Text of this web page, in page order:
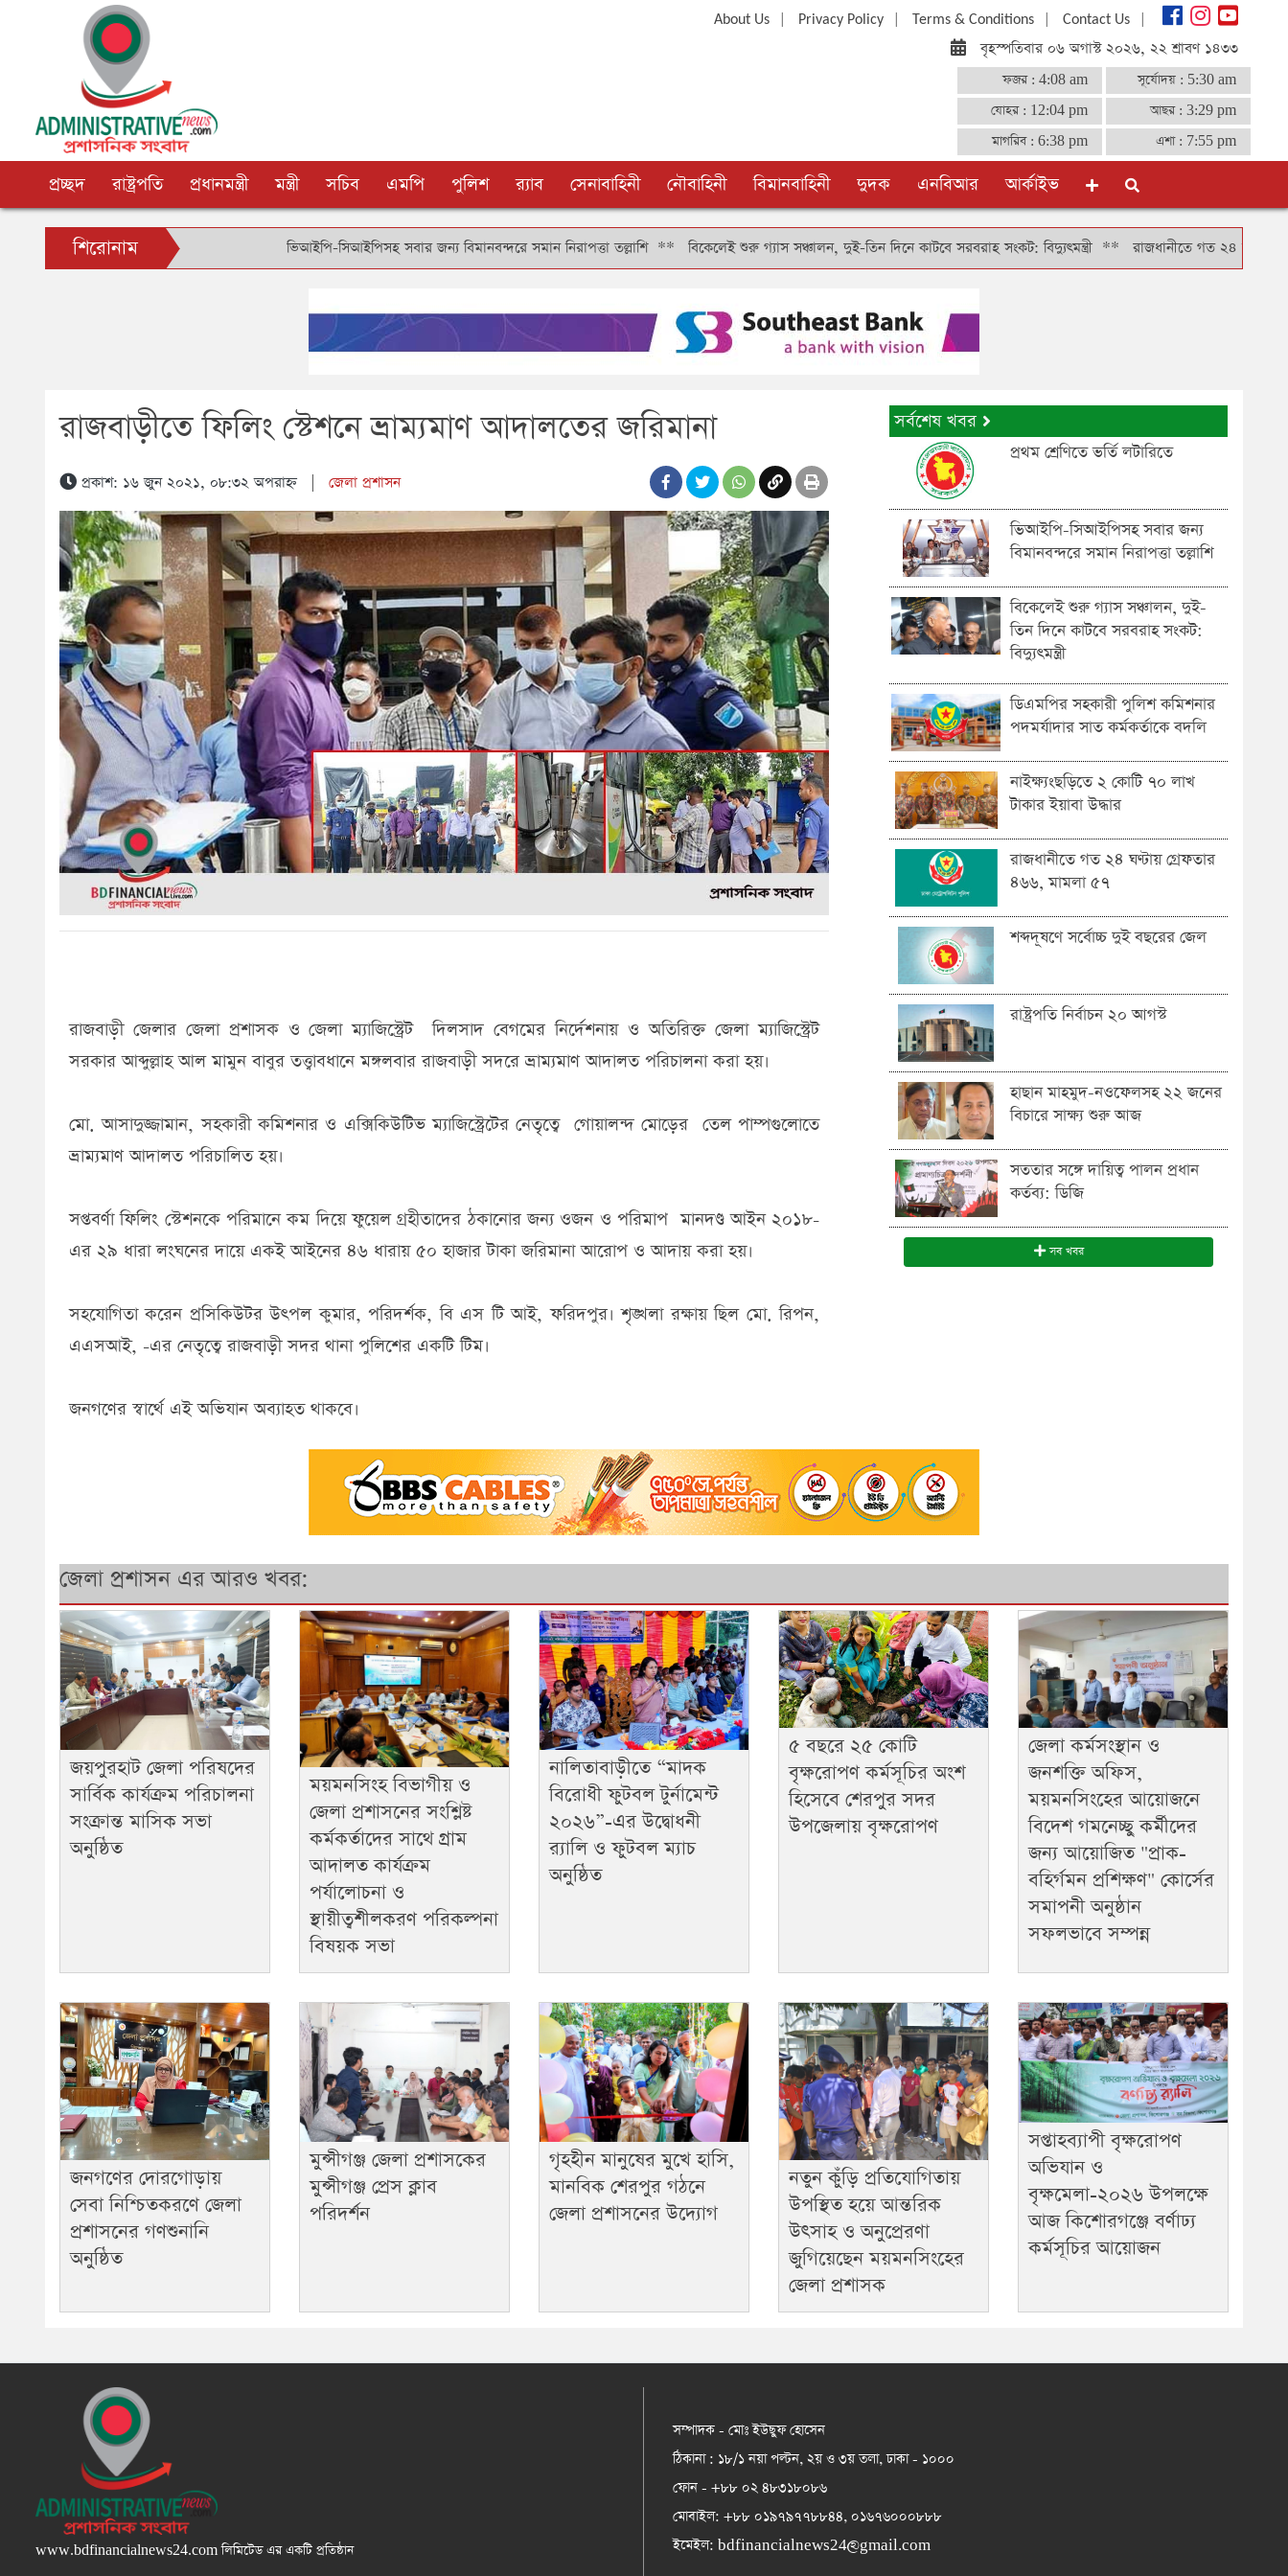
About Us| Privacy Policy| Terms & Conditions| Contact Us|
বৃহস্পতিবার ০৬ অগাস্ট ২০২৬, ২২ শ্রাবণ ১৪৩৩
ফজর : 4:08 am সূর্যোদয় : 5:30 am
যোহর : 12:04 pm আছর : 3:29 pm
মাগরিব : 6:38 pm এশা : 7:55 pm
প্রচ্ছদ রাষ্ট্রপতি প্রধানমন্ত্রী মন্ত্রী সচিব এমপি পুলিশ র‍্যাব সেনাবাহিনী নৌবাহিনী বিমানবাহিনী দুদক এনবিআর আর্কাইভ
শিরোনাম ভিআইপি-সিআইপিসহ সবার জন্য বিমানবন্দরে সমান নিরাপত্তা তল্লাশি**বিকেলেই শুরু গ্যাস সঞ্চালন, দুই-তিন দিনে কাটবে সরবরাহ সংকট: বিদ্যুৎমন্ত্রী**রাজধানীতে গত ২৪ ঘণ্টায় গ্রেফতার
রাজবাড়ীতে ফিলিং স্টেশনে ভ্রাম্যমাণ আদালতের জরিমানা
প্রকাশ: ১৬ জুন ২০২১, ০৮:৩২ অপরাহ্ন| জেলা প্রশাসন
রাজবাড়ী জেলার জেলা প্রশাসক ও জেলা ম্যাজিস্ট্রেট দিলসাদ বেগমের নির্দেশনায় ও অতিরিক্ত জেলা ম্যাজিস্ট্রেট
সরকার আব্দুল্লাহ আল মামুন বাবুর তত্ত্বাবধানে মঙ্গলবার রাজবাড়ী সদরে ভ্রাম্যমাণ আদালত পরিচালনা করা হয়।
মো. আসাদুজ্জামান, সহকারী কমিশনার ও এক্সিকিউটিভ ম্যাজিস্ট্রেটের নেতৃত্বে গোয়ালন্দ মোড়ের তেল পাম্পগুলোতে
ভ্রাম্যমাণ আদালত পরিচালিত হয়।
সপ্তবর্ণা ফিলিং স্টেশনকে পরিমানে কম দিয়ে ফুয়েল গ্রহীতাদের ঠকানোর জন্য ওজন ও পরিমাপ মানদণ্ড আইন ২০১৮-
এর ২৯ ধারা লংঘনের দায়ে একই আইনের ৪৬ ধারায় ৫০ হাজার টাকা জরিমানা আরোপ ও আদায় করা হয়।
সহযোগিতা করেন প্রসিকিউটর উৎপল কুমার, পরিদর্শক, বি এস টি আই, ফরিদপুর। শৃঙ্খলা রক্ষায় ছিল মো. রিপন,
এএসআই, -এর নেতৃত্বে রাজবাড়ী সদর থানা পুলিশের একটি টিম।
জনগণের স্বার্থে এই অভিযান অব্যাহত থাকবে।
সর্বশেষ খবর
প্রথম শ্রেণিতে ভর্তি লটারিতে
ভিআইপি-সিআইপিসহ সবার জন্য
বিমানবন্দরে সমান নিরাপত্তা তল্লাশি
বিকেলেই শুরু গ্যাস সঞ্চালন, দুই-
তিন দিনে কাটবে সরবরাহ সংকট:
বিদ্যুৎমন্ত্রী
ডিএমপির সহকারী পুলিশ কমিশনার
পদমর্যাদার সাত কর্মকর্তাকে বদলি
নাইক্ষ্যংছড়িতে ২ কোটি ৭০ লাখ
টাকার ইয়াবা উদ্ধার
রাজধানীতে গত ২৪ ঘণ্টায় গ্রেফতার
৪৬৬, মামলা ৫৭
শব্দদূষণে সর্বোচ্চ দুই বছরের জেল
রাষ্ট্রপতি নির্বাচন ২০ আগস্ট
হাছান মাহমুদ-নওফেলসহ ২২ জনের
বিচারে সাক্ষ্য শুরু আজ
সততার সঙ্গে দায়িত্ব পালন প্রধান
কর্তব্য: ডিজি
সব খবর
জেলা প্রশাসন এর আরও খবর:
জয়পুরহাট জেলা পরিষদের
সার্বিক কার্যক্রম পরিচালনা
সংক্রান্ত মাসিক সভা
অনুষ্ঠিত ​
ময়মনসিংহ বিভাগীয় ও
জেলা প্রশাসনের সংশ্লিষ্ট
কর্মকর্তাদের সাথে গ্রাম
আদালত কার্যক্রম
পর্যালোচনা ও
স্থায়ীত্বশীলকরণ পরিকল্পনা
বিষয়ক সভা
নালিতাবাড়ীতে “মাদক
বিরোধী ফুটবল টুর্নামেন্ট
২০২৬”-এর উদ্বোধনী
র‌্যালি ও ফুটবল ম্যাচ
অনুষ্ঠিত
৫ বছরে ২৫ কোটি
বৃক্ষরোপণ কর্মসূচির অংশ
হিসেবে শেরপুর সদর
উপজেলায় বৃক্ষরোপণ
জেলা কর্মসংস্থান ও
জনশক্তি অফিস,
ময়মনসিংহের আয়োজনে
বিদেশ গমনেচ্ছু কর্মীদের
জন্য আয়োজিত "প্রাক-
বহির্গমন প্রশিক্ষণ" কোর্সের
সমাপনী অনুষ্ঠান
সফলভাবে সম্পন্ন
জনগণের দোরগোড়ায়
সেবা নিশ্চিতকরণে জেলা
প্রশাসনের গণশুনানি
অনুষ্ঠিত
মুন্সীগঞ্জ জেলা প্রশাসকের
মুন্সীগঞ্জ প্রেস ক্লাব
পরিদর্শন
গৃহহীন মানুষের মুখে হাসি,
মানবিক শেরপুর গঠনে
জেলা প্রশাসনের উদ্যোগ
নতুন কুঁড়ি প্রতিযোগিতায়
উপস্থিত হয়ে আন্তরিক
উৎসাহ ও অনুপ্রেরণা
জুগিয়েছেন ময়মনসিংহের
জেলা প্রশাসক
সপ্তাহব্যাপী বৃক্ষরোপণ
অভিযান ও
বৃক্ষমেলা-২০২৬ উপলক্ষে
আজ কিশোরগঞ্জে বর্ণাঢ্য
কর্মসূচির আয়োজন
www.bdfinancialnews24.comলিমিটেড এর একটি প্রতিষ্ঠান
সম্পাদক - মোঃ ইউছুফ হোসেন
ঠিকানা : ১৮/১ নয়া পল্টন, ২য় ও ৩য় তলা, ঢাকা - ১০০০
ফোন - +৮৮ ০২ ৪৮৩১৮০৮৬
মোবাইল: +৮৮ ০১৯৭৯৭৭৮৮৪৪, ০১৬৭৬০০০৮৮৮
ইমেইল: bdfinancialnews24@gmail.com